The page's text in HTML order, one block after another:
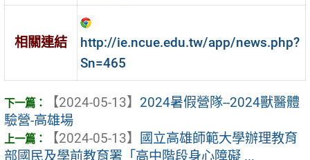
相關連結
http://ie.ncue.edu.tw/app/news.php?
Sn=465
【2024-05-13】 2024暑假營隊--2024獸醫體
驗營-高雄場
【2024-05-13】
國立高雄師範大學辦理教育
部國民及學前教育署「高中階段身心障礙 ...